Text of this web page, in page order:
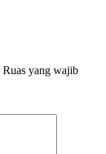
Ruas yang wajib